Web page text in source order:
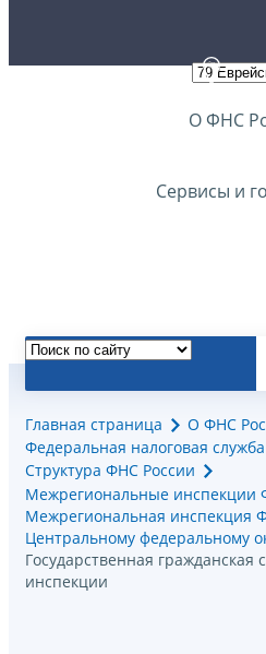
О ФНС
Сервисы и
Главная страница
О ФНС
Федеральная налоговая служба
Структура ФНС России
Межрегиональные инспекции
Межрегиональная инспекция
Центральному федеральному
Государственная гражданская
инспекции